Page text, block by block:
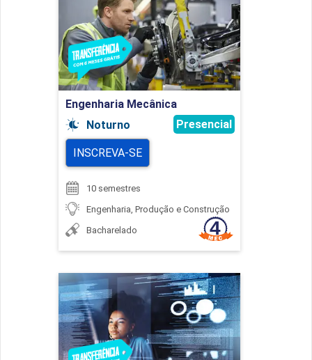
Engenharia Mecânica
Noturno
Presencial
INSCREVA-SE
10 semestres
Engenharia, Produção e Construção
Bacharelado
Detalhes do curso
Ir para Inscrição
Sistemas de Informação
Detalhes do curso